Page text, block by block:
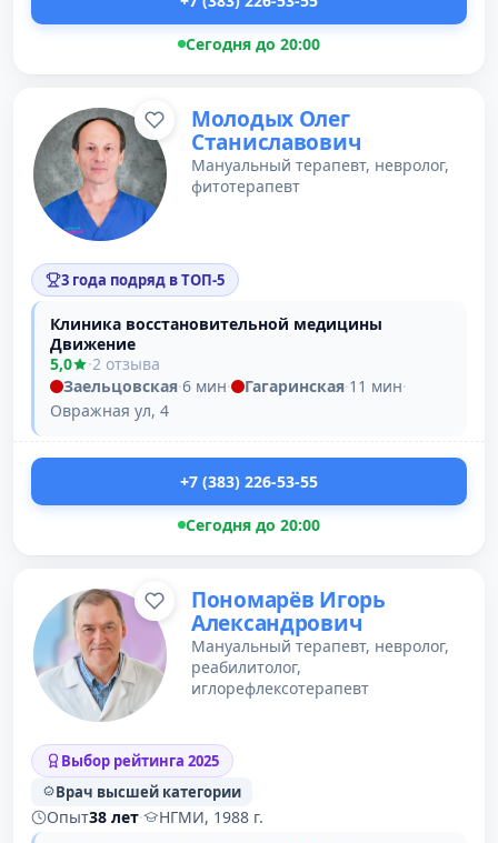
Сегодня до 20:00
Молодых Олег
Станиславович
Мануальный терапевт, невролог,
фитотерапевт
3 года подряд в ТОП-5
Клиника восстановительной медицины
Движение
5,0
·2 отзыва
Заельцовская·6 мин· Гагаринская·11 мин·
Овражная ул, 4
+7 (383) 226-53-55
Сегодня до 20:00
Пономарёв Игорь
Александрович
Мануальный терапевт, невролог,
реабилитолог,
иглорефлексотерапевт
Выбор рейтинга 2025
Врач высшей категории
Опыт38 лет·
НГМИ, 1988 г.